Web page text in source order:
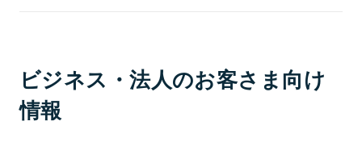
ビジネス・法人のお客さま向け
情報